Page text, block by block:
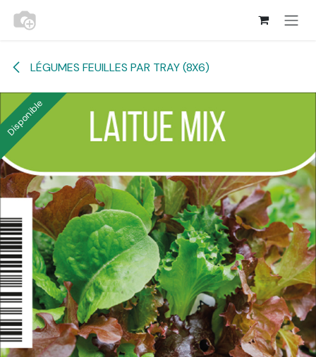
Se rendre au contenu
LÉGUMES FEUILLES PAR TRAY (8X6)
Disponible